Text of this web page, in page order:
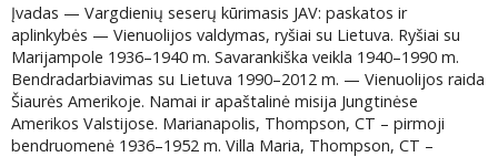
Įvadas — Vargdienių seserų kūrimasis JAV: paskatos ir
aplinkybės — Vienuolijos valdymas, ryšiai su Lietuva. Ryšiai su
Marijampole 1936–1940 m. Savarankiška veikla 1940–1990 m.
Bendradarbiavimas su Lietuva 1990–2012 m. — Vienuolijos raida
Šiaurės Amerikoje. Namai ir apaštalinė misija Jungtinėse
Amerikos Valstijose. Marianapolis, Thompson, CT – pirmoji
bendruomenė 1936–1952 m. Villa Maria, Thompson, CT –